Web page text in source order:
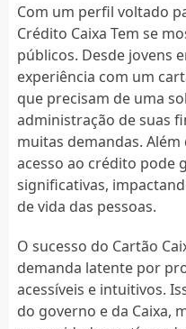
Com um perfil voltado
Crédito Caixa Tem se
públicos. Desde jovens
experiência com um
que precisam de uma
administração de suas
muitas demandas.
acesso ao crédito pode
significativas,
de vida das pessoas.
O sucesso do Cartão
demanda latente por
acessíveis e intuitivos.
do governo e da Caixa,